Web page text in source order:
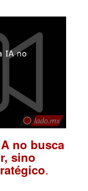
no busca
sino
.